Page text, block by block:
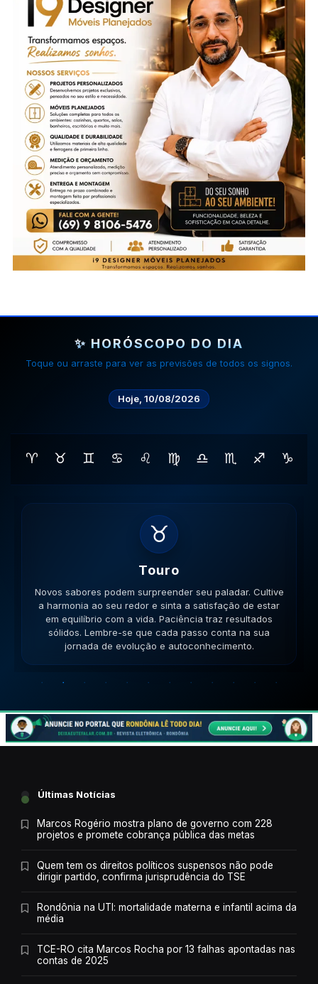
✨ HORÓSCOPO DO DIA
Toque ou arraste para ver as previsões de todos os signos.
Hoje, 10/08/2026
♈ ♉ ♊ ♋ ♌ ♍ ♎ ♏ ♐ ♑
♊
Gemeos
Novas amizades podem surgir em lugares inusitados. A
versatilidade é seu ponto forte; use-a para resolver
impasses de forma criativa. A versatilidade ajudará no
sucesso. Lembre-se que cada passo conta na sua
jornada de evolução e autoconhecimento.
Últimas Notícias
Marcos Rogério mostra plano de governo com 228
projetos e promete cobrança pública das metas
Quem tem os direitos políticos suspensos não pode
dirigir partido, confirma jurisprudência do TSE
Rondônia na UTI: mortalidade materna e infantil acima da
média
TCE-RO cita Marcos Rocha por 13 falhas apontadas nas
contas de 2025